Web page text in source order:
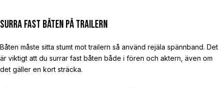
Surra fast båten på trailern
Båten måste sitta stumt mot trailern så använd rejäla spännband. Det
är viktigt att du surrar fast båten både i fören och aktern, även om
det gäller en kort sträcka.